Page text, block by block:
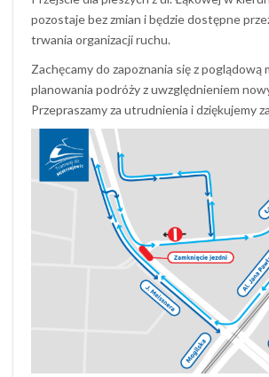
pozostaje bez zmian i będzie dostępne
trwania organizacji ruchu.
Zachęcamy do zapoznania się z poglądową
planowania podróży z uwzględnieniem
Przepraszamy za utrudnienia i dziękujemy